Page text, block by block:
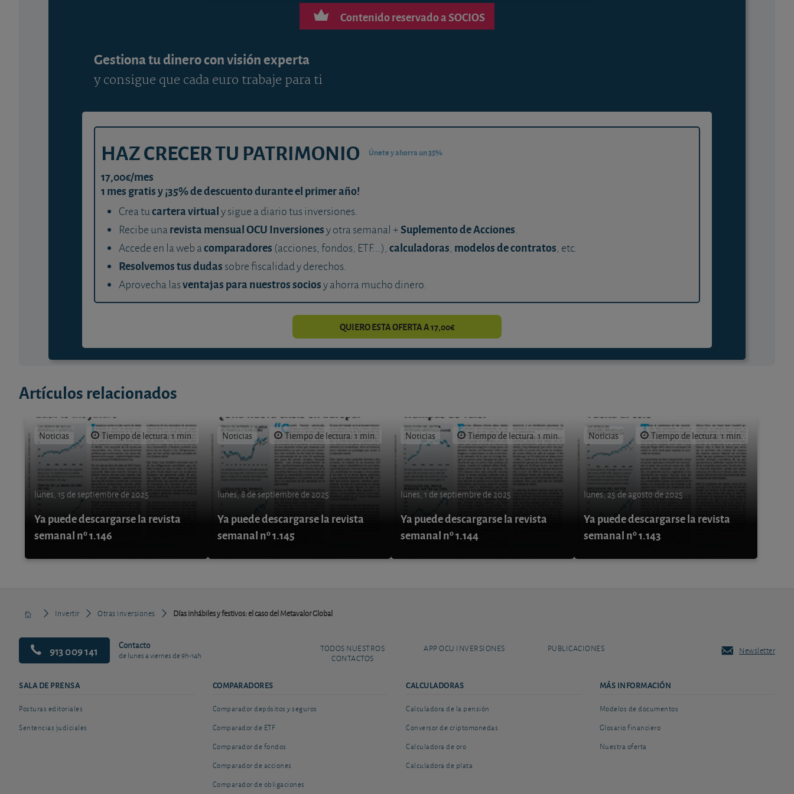
Contenido reservado a SOCIOS
Gestiona tu dinero con visión experta
y consigue que cada euro trabaje para ti
HAZ CRECER TU PATRIMONIO Únete y ahorra un 35%
17,00€/mes
1 mes gratis y ¡35% de descuento durante el primer año!
Crea tucartera virtualy sigue a diario tus inversiones.
Recibe unarevista mensual OCU Inversionesy otra semanal +Suplemento de Acciones.
Accede en la web acomparadores (acciones, fondos, ETF...), calculadoras, modelos de contratos, etc.
Resolvemos tus dudas sobre fiscalidad y derechos.
Aprovecha lasventajas para nuestros sociosy ahorra mucho dinero.
QUIERO ESTA OFERTA A 17,00€
Artículos relacionados
Noticias Tiempo de lectura: 1 min.
lunes, 15 de septiembre de 2025
Ya puede descargarse la revista
semanal nº 1.146
Noticias Tiempo de lectura: 1 min.
lunes, 8 de septiembre de 2025
Ya puede descargarse la revista
semanal nº 1.145
Noticias Tiempo de lectura: 1 min.
lunes, 1 de septiembre de 2025
Ya puede descargarse la revista
semanal nº 1.144
Noticias Tiempo de lectura: 1 min.
lunes, 25 de agosto de 2025
Ya puede descargarse la revista
semanal nº 1.143
Invertir Otras inversiones Días inhábiles y festivos: el caso del Metavalor Global
913 009 141 Contacto
de lunes a viernes de 9h-14h
TODOS NUESTROS
CONTACTOS
APP OCU INVERSIONES PUBLICACIONES Newsletter
SALA DE PRENSA
Posturas editoriales
Sentencias judiciales
COMPARADORES
Comparador depósitos y seguros
Comparador de ETF
Comparador de fondos
Comparador de acciones
Comparador de obligaciones
CALCULADORAS
Calculadora de la pensión
Conversor de criptomonedas
Calculadora de oro
Calculadora de plata
MÁS INFORMACIÓN
Modelos de documentos
Glosario financiero
Nuestra oferta